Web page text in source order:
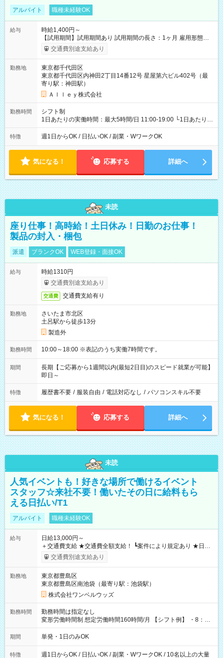
アルバイト 職種未経験OK
給与
時給1,400円～
【試用期間】試用期間あり 試用期間の長さ：1ヶ月 雇用形態、
給与は本採用時と同じです。
交通費別途支給あり
勤務地
東京都千代田区
東京都千代田区内神田2丁目14番12号 星屋第六ビル402号（最
寄り駅：神田駅）
Ａｌｌｅｙ株式会社
勤務時間
シフト制
1日あたりの実働時間：最大5時間/日 11:00-19:00 └1日あたりの
実働時間：1-5時間 └上記の時間帯内であれば、いつでも勤務可
能！ └平日・土曜日の中で、お好きな曜日でご勤務いただけま
18:00 などのように、自由な働き方が可能なお仕事です！
特徴 週1日からOK / 日払いOK / 副業・WワークOK
気になる！ 応募する 詳細へ
未読
座り仕事！高時給！土日休み！日勤のお仕事！
製品の封入・梱包
派遣 ブランクOK WEB登録・面接OK
給与
時給1310円
交通費別途支給あり
交通費 交通費支給有り
勤務地
さいたま市北区
土呂駅から徒歩13分
製造外
勤務時間 10:00～18:00 ※表記のうち実働7時間です。
期間
長期【ご応募から1週間以内(最短2日目)のスピード就業が可能】
即日～
特徴 履歴書不要 / 服装自由 / 電話対応なし / パソコンスキル不要
気になる！ 応募する 詳細へ
未読
人気イベントも！好きな場所で働けるイベント
スタッフ☆来社不要！働いたその日に給料もら
える日払い/T1
アルバイト 職種未経験OK
給与
日給13,000円～
＋交通費支給 ★交通費全額支給！ ┗案件により規定あり ★日払
いOK！（規定あり） ┗働いたその日に現金GET♪ お仕事後はコ
ンビニATMから 日払い分を引き落とせます！ 【試用期間】試
交通費別途支給あり
勤務地
東京都豊島区
東京都豊島区南池袋（最寄り駅：池袋駅）
株式会社ワンベルウッズ
勤務時間
勤務時間は指定なし
変形労働時間制 想定労働時間160時間/月 【シフト例】 ・8：00
～21：00
期間 単発・1日のみOK
特徴 週1日からOK / 日払いOK / 副業・WワークOK / 10名以上の大量